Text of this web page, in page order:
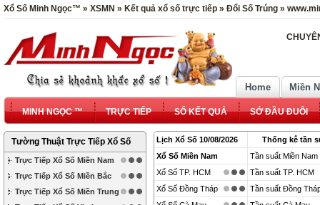
Xổ Số Minh Ngọc™ » XSMN » Kết quả xổ số trực tiếp » Đổi Số Trúng »
Home Miền
MINH NGỌC ™ TRỰC TIẾP SỔ KẾT QUẢ SỚ ĐẦU ĐUÔI
Tường Thuật Trực Tiếp Xổ Số
Trực Tiếp Xổ Số Miền Nam
Trực Tiếp Xổ Số Miền Bắc
Trực Tiếp Xổ Số Miền Trung
Lịch Xổ Số 10/08/2026
Thống kê tần
Xổ Số Miền Nam
Tần suất Miền Nam
Xổ Số TP. HCM
Tần suất TP. HCM
Xổ Số Đồng Tháp
Tần suất Đồng